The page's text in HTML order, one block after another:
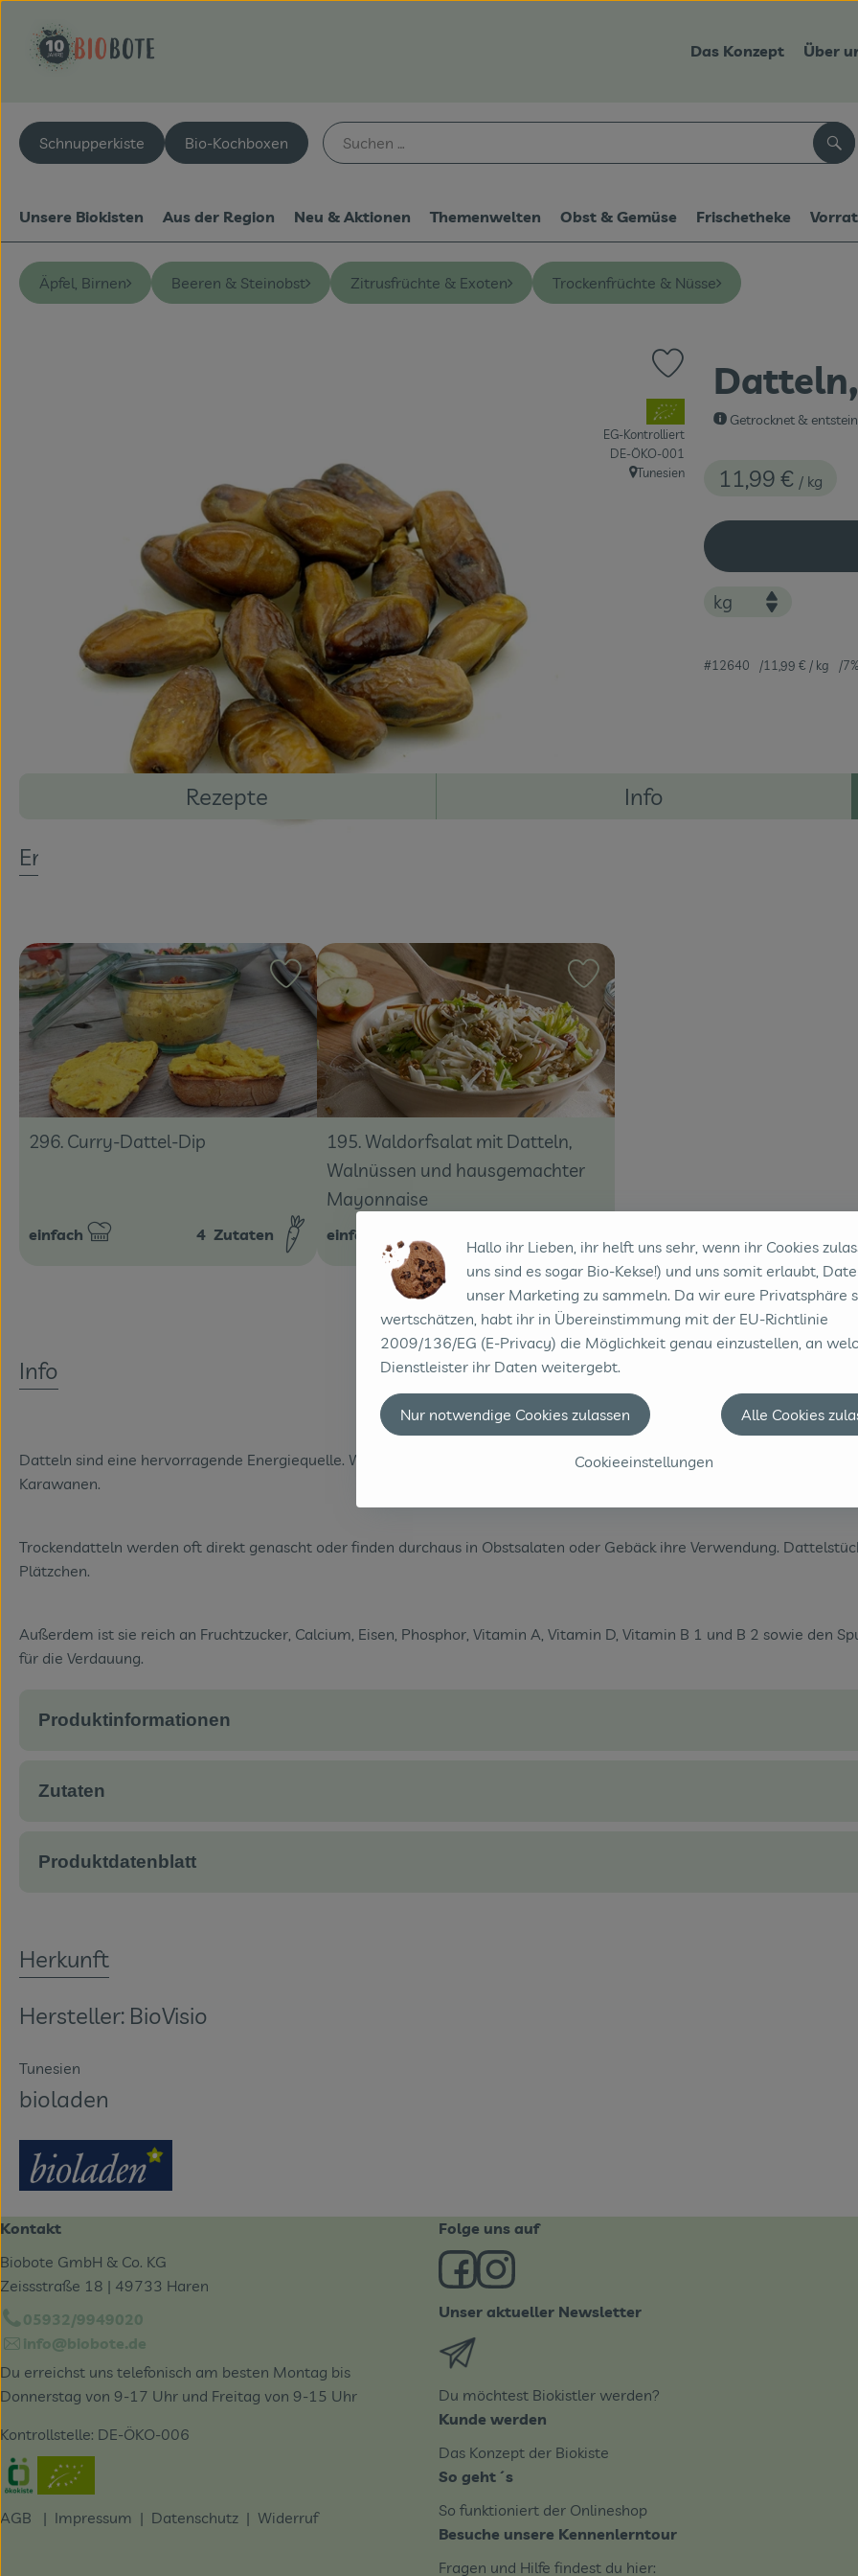
Das Konzept Über
Schnupperkiste Bio-Kochboxen
Unsere Biokisten Aus der Region Neu & Aktionen Themenwelten Obst & Gemüse Frischetheke
Äpfel, Birnen Beeren & Steinobst Zitrusfrüchte & Exoten Trockenfrüchte & Nüsse
Getrocknet &
11,99 € / kg
Produkt zu Favouriten hinzufügen
, Verband:
EG-Kontrolliert
, Kontrollstelle:
DE-ÖKO-001
, Herkunft:
Tunesien
#12640 11,99 € / kg
Rezepte Info
Entdecke passende Rezepte
296. Curry-Dattel-Dip
Schwierigkeit:
einfach 4 Zutaten
Rezept zu Favouriten hinzufügen
195. Waldorfsalat mit Datteln,
Walnüssen und hausgemachter
Mayonnaise
Schwierigkeit:
einfach
Rezept zu Favouriten hinzufügen
Info
Datteln sind eine hervorragende Energiequelle. Wegen ihres hohen Gehaltes an Kohlenhydraten sind die
Karawanen.
Trockendatteln werden oft direkt genascht oder finden durchaus in Obstsalaten oder Gebäck ihre Verwendung.
Plätzchen.
Außerdem ist sie reich an Fruchtzucker, Calcium, Eisen, Phosphor, Vitamin A, Vitamin D, Vitamin B 1 und B 2 sowie den
für die Verdauung.
Produktinformationen
Zutaten
Produktdatenblatt
Herkunft
Hersteller: BioVisio
Tunesien
bioladen
Kontakt
Biobote GmbH & Co. KG
Zeissstraße 18 | 49733 Haren
05932/9949020
info@biobote.de
Du erreichst uns telefonisch am besten Montag bis
Donnerstag von 9-17 Uhr und Freitag von 9-15 Uhr
Kontrollstelle: DE-ÖKO-006
Externer Link zu https://www.oekokiste.de/
AGB | Impressum | Datenschutz | Widerruf
Folge uns auf
Externer Link zu https://www.facebook.com/derBiobote/
Externer Link zu https://www.instagram.com/
Unser aktueller Newsletter
Externer Link zu https://biobote.de/mailvorlage/
Du möchtest Biokistler werden?
Kunde werden
Das Konzept der Biokiste
So geht´s
So funktioniert der Onlineshop
Besuche unsere Kennenlerntour
Fragen und Hilfe findest du hier:
Hallo ihr Lieben, ihr helft uns sehr, wenn ihr Cookies
uns sind es sogar Bio-Kekse!) und uns somit erlaubt,
unser Marketing zu sammeln. Da wir eure Privatsphäre
wertschätzen, habt ihr in Übereinstimmung mit der EU-Richtlinie
2009/136/EG (E-Privacy) die Möglichkeit genau einzustellen, an
Dienstleister ihr Daten weitergebt.
Cookieeinstellungen
Nur notwendige Cookies zulassen Alle Cookies